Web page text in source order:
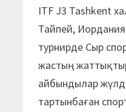
ITF J3 Tashkent
Тайпей,
турнирде Сыр
жастың
айбындылар
тартынбаған